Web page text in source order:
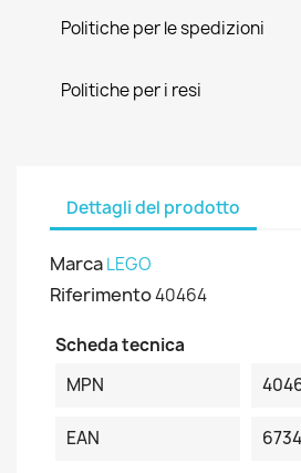
Politiche per le spedizioni
Politiche per i resi
Dettagli del prodotto
MarcaLEGO
Riferimento40464
Scheda tecnica
MPN
EAN